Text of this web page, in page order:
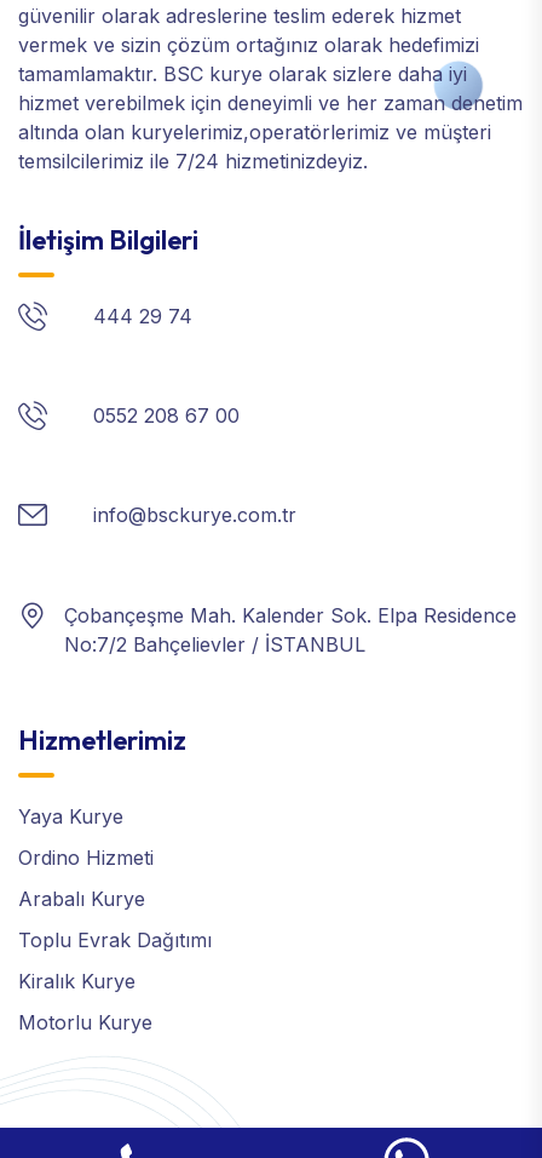
güvenilir olarak adreslerine teslim ederek hizmet
vermek ve sizin çözüm ortağınız olarak hedefimizi
tamamlamaktır. BSC kurye olarak sizlere daha iyi
hizmet verebilmek için deneyimli ve her zaman denetim
altında olan kuryelerimiz,operatörlerimiz ve müşteri
temsilcilerimiz ile 7/24 hizmetinizdeyiz.
İletişim Bilgileri
444 29 74
0552 208 67 00
info@bsckurye.com.tr
Çobançeşme Mah. Kalender Sok. Elpa Residence
No:7/2 Bahçelievler / İSTANBUL
Hizmetlerimiz
Yaya Kurye
Ordino Hizmeti
Arabalı Kurye
Toplu Evrak Dağıtımı
Kiralık Kurye
Motorlu Kurye